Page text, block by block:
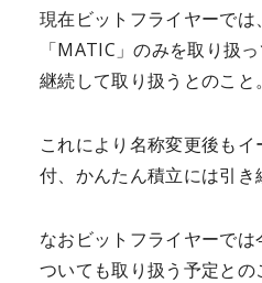
現在ビットフライヤーで
「MATIC」のみを取り扱
継続して取り扱うとのこと。
これにより名称変更後も
付、かんたん積立には引き
なおビットフライヤーで
ついても取り扱う予定と